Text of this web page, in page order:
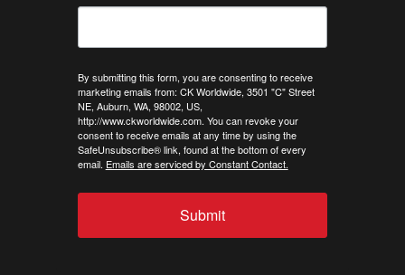
By submitting this form, you are consenting to receive
marketing emails from: CK Worldwide, 3501 "C" Street
NE, Auburn, WA, 98002, US,
http://www.ckworldwide.com. You can revoke your
consent to receive emails at any time by using the
SafeUnsubscribe® link, found at the bottom of every
email. Emails are serviced by Constant Contact.
Submit